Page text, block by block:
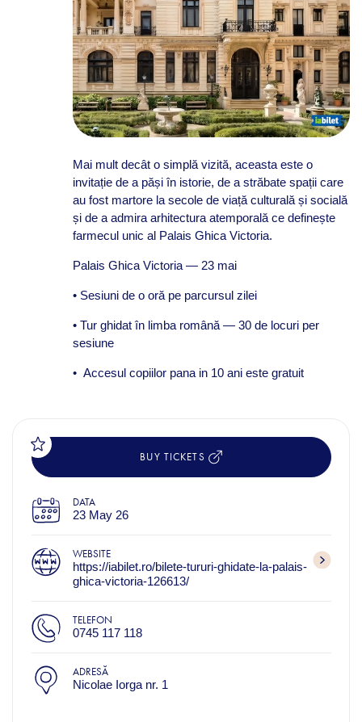
Mai mult decât o simplă vizită, aceasta este o
invitație de a păși în istorie, de a străbate spații care
au fost martore la secole de viață culturală și socială
și de a admira arhitectura atemporală ce definește
farmecul unic al Palais Ghica Victoria.
Palais Ghica Victoria — 23 mai
• Sesiuni de o oră pe parcursul zilei
• Tur ghidat în limba română — 30 de locuri per
sesiune
• Accesul copiilor pana in 10 ani este gratuit
BUY TICKETS
DATA
23 May 26
WEBSITE
https://iabilet.ro/bilete-tururi-ghidate-la-palais-
ghica-victoria-126613/
TELEFON
0745 117 118
ADRESĂ
Nicolae Iorga nr. 1